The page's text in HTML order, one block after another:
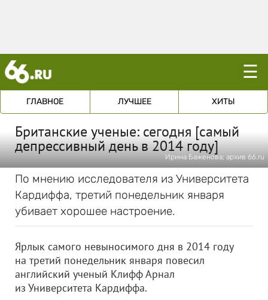
☰
ГЛАВНОЕ ЛУЧШЕЕ ХИТЫ
Британские ученые: сегодня [самый
депрессивный день в 2014 году]
Ирина Баженова; архив 66.ru
По мнению исследователя из Университета
Кардиффа, третий понедельник января
убивает хорошее настроение.
Ярлык самого невыносимого дня в 2014 году
на третий понедельник января повесил
английский ученый Клифф Арнал
из Университета Кардиффа.